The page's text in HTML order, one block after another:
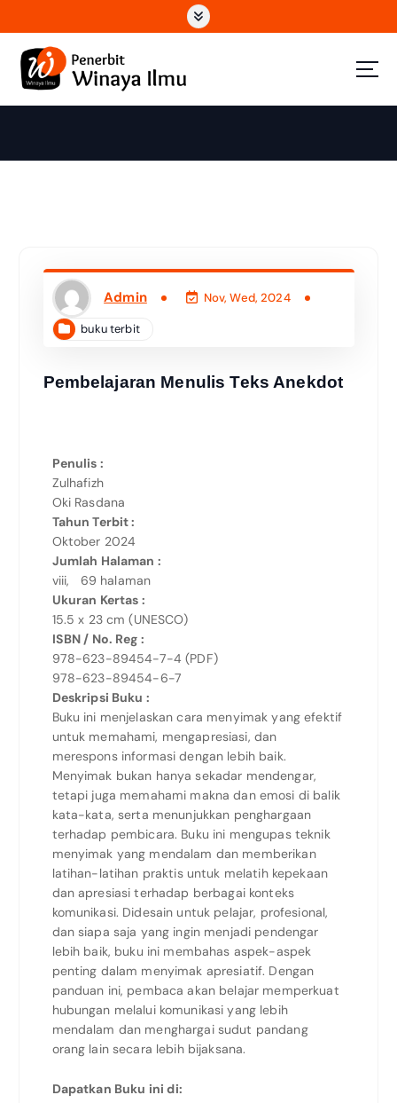
Wahana Insan Berkarya & Berbagi Ilmu
Admin Nov, Wed, 2024
buku terbit
Pembelajaran Menulis Teks Anekdot
Penulis :
Zulhafizh
Oki Rasdana
Tahun Terbit :
Oktober 2024
Jumlah Halaman :
viii, 69 halaman
Ukuran Kertas :
15.5 x 23 cm (UNESCO)
ISBN / No. Reg :
978-623-89454-7-4 (PDF)
978-623-89454-6-7
Deskripsi Buku :
Buku ini menjelaskan cara menyimak yang efektif
untuk memahami, mengapresiasi, dan
merespons informasi dengan lebih baik.
Menyimak bukan hanya sekadar mendengar,
tetapi juga memahami makna dan emosi di balik
kata-kata, serta menunjukkan penghargaan
terhadap pembicara. Buku ini mengupas teknik
menyimak yang mendalam dan memberikan
latihan-latihan praktis untuk melatih kepekaan
dan apresiasi terhadap berbagai konteks
komunikasi. Didesain untuk pelajar, profesional,
dan siapa saja yang ingin menjadi pendengar
lebih baik, buku ini membahas aspek-aspek
penting dalam menyimak apresiatif. Dengan
panduan ini, pembaca akan belajar memperkuat
hubungan melalui komunikasi yang lebih
mendalam dan menghargai sudut pandang
orang lain secara lebih bijaksana.
Dapatkan Buku ini di: